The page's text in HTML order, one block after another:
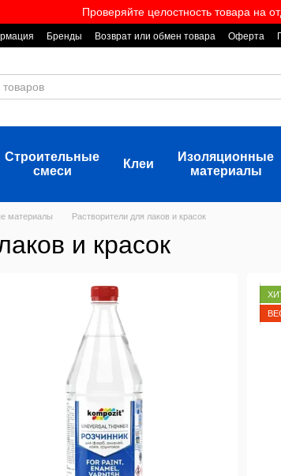
Проверяйте целостность товара на
Бренды Возврат или обмен товара Оферта
Строительные
смеси
Клеи
Изоляционные
материалы
материалы Растворители для лаков и красок
и красок